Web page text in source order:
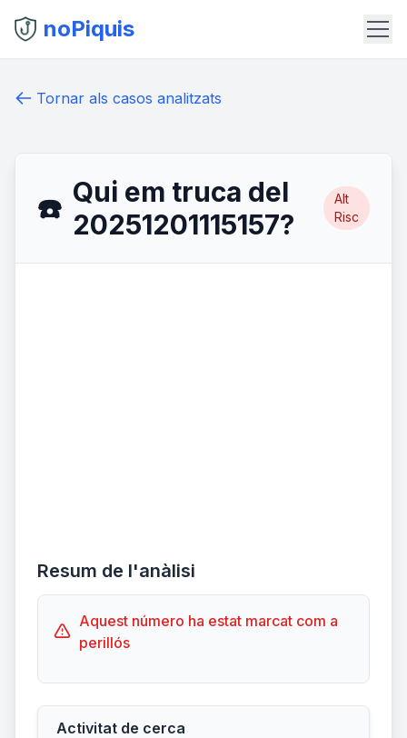
noPiquis
Tornar als casos analitzats
☎️ Qui em truca del
20251201115157?
Alt
Risc
Resum de l'anàlisi
Aquest número ha estat marcat com a
perillós
Activitat de cerca